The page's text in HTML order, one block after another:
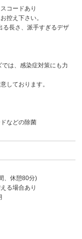
コードあり
控え下さい。
長さ、派手すぎるデザ
は、感染症対策にも力
しております。
などの除菌
休憩80分)
る場合あり